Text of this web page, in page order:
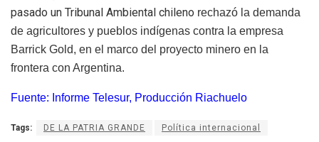
pasado un Tribunal Ambiental chileno rechazó la demanda
de agricultores y pueblos indígenas contra la empresa
Barrick Gold, en el marco del proyecto minero en la
frontera con Argentina.
Fuente: Informe Telesur, Producción Riachuelo
Tags: DE LA PATRIA GRANDE Política internacional